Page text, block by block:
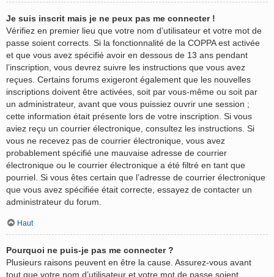
Je suis inscrit mais je ne peux pas me connecter !
Vérifiez en premier lieu que votre nom d’utilisateur et votre mot de
passe soient corrects. Si la fonctionnalité de la COPPA est activée
et que vous avez spécifié avoir en dessous de 13 ans pendant
l’inscription, vous devrez suivre les instructions que vous avez
reçues. Certains forums exigeront également que les nouvelles
inscriptions doivent être activées, soit par vous-même ou soit par
un administrateur, avant que vous puissiez ouvrir une session ;
cette information était présente lors de votre inscription. Si vous
aviez reçu un courrier électronique, consultez les instructions. Si
vous ne recevez pas de courrier électronique, vous avez
probablement spécifié une mauvaise adresse de courrier
électronique ou le courrier électronique a été filtré en tant que
pourriel. Si vous êtes certain que l’adresse de courrier électronique
que vous avez spécifiée était correcte, essayez de contacter un
administrateur du forum.
Haut
Pourquoi ne puis-je pas me connecter ?
Plusieurs raisons peuvent en être la cause. Assurez-vous avant
tout que votre nom d’utilisateur et votre mot de passe soient